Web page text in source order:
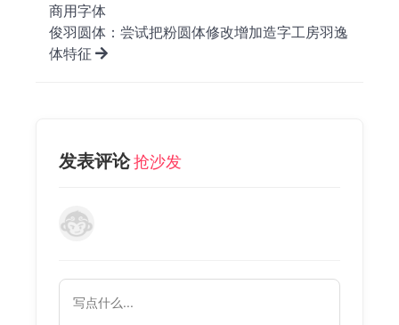
商用字体
俊羽圆体：尝试把粉圆体修改增加造字工房羽逸
体特征
发表评论抢沙发